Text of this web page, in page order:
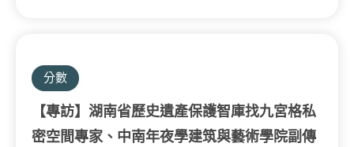
分數
【專訪】湖南省歷史遺產保護智庫找九宮格私
密空間專家、中南年夜學建筑與藝術學院副傳